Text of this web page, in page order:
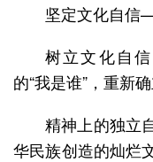
坚定文化自
树立文化自
的“我是谁”，重新
精神上的独立
华民族创造的灿烂